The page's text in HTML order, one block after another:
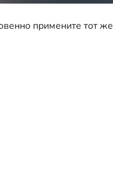
примените тот же